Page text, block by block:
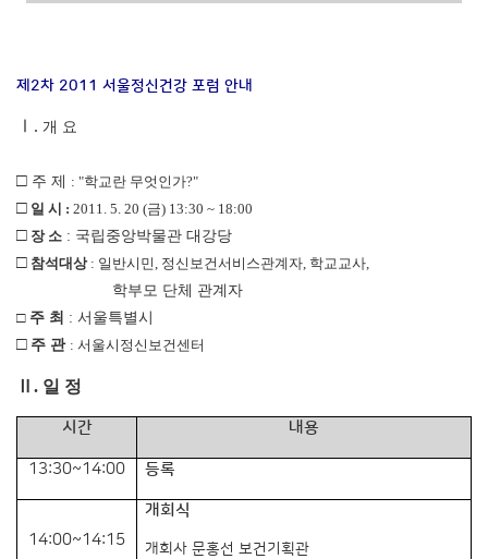
제2차 2011 서울정신건강 포럼 안내
Ⅰ. 개 요
□ 주 제 : "학교란 무엇인가?"
□ 일 시 : 2011. 5. 20 (금) 13:30 ~ 18:00
□ 장 소 : 국립중앙박물관 대강당
□ 참석대상: 일반시민, 정신보건서비스관계자, 학교교사,
학부모 단체 관계자
□주 최 : 서울특별시
□ 주 관 : 서울시정신보건센터
Ⅱ. 일 정
시간 내용
13:30~14:00 등록
14:00~14:15
개회식
개회사 문홍선 보건기획관